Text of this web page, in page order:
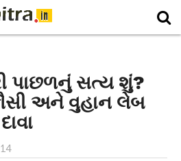
પાછળનું સત્ય શું?
અને વુહાન લેબ